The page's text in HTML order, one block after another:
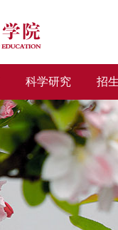
科学研究 招